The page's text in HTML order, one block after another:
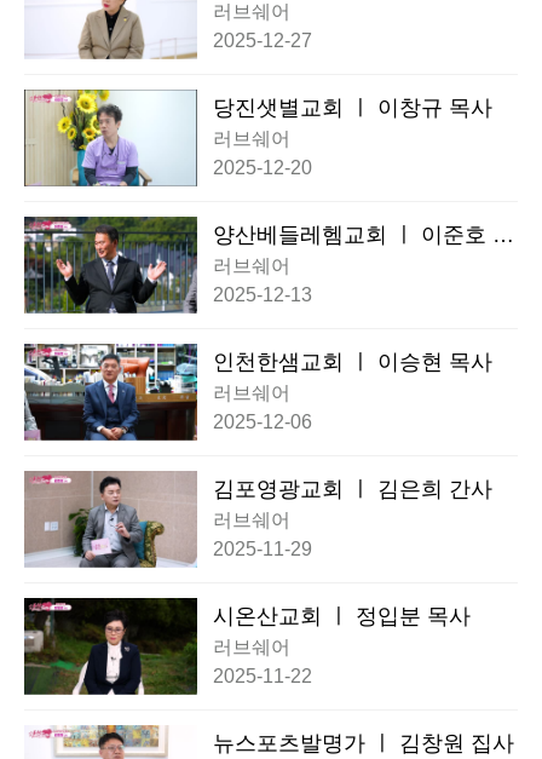
러브쉐어
2025-12-27
당진샛별교회 ㅣ 이창규 목사
러브쉐어
2025-12-20
양산베들레헴교회 ㅣ 이준호 목
사
러브쉐어
2025-12-13
인천한샘교회 ㅣ 이승현 목사
러브쉐어
2025-12-06
김포영광교회 ㅣ 김은희 간사
러브쉐어
2025-11-29
시온산교회 ㅣ 정입분 목사
러브쉐어
2025-11-22
뉴스포츠발명가 ㅣ 김창원 집사